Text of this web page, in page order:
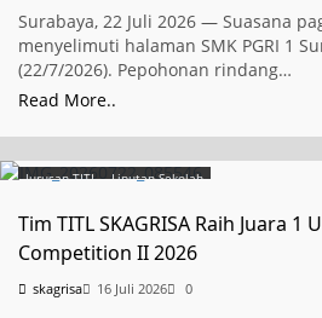
Surabaya, 22 Juli 2026 — Suasana
menyelimuti halaman SMK PGRI 1
(22/7/2026). Pepohonan rindang…
Read More..
Jurusan TITL Liputan Sekolah
Tim TITL SKAGRISA Raih Juara 1
Competition II 2026
skagrisa 16 Juli 2026 0